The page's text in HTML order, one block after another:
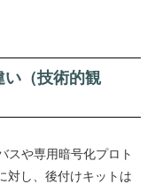
い（技術的観
スや専用暗号化プロト
対し、後付けキットは